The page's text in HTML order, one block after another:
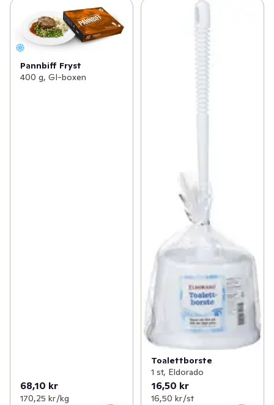
Pannbiff Fryst
400 g, GI-boxen
68,10 kr
170,25 kr /kg
Toalettborste
1 st, Eldorado
16,50 kr
16,50 kr /st